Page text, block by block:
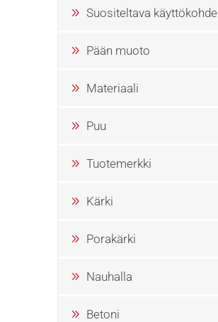
Suositeltava käyttökohde
Pään muoto
Materiaali
Puu
Tuotemerkki
Kärki
Porakärki
Nauhalla
Betoni